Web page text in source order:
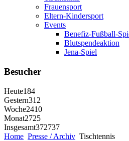
Frauensport
Eltern-Kindersport
Events
Benefiz-Fußball-
Blutspendeaktion
Jena-Spiel
Besucher
Heute184
Gestern312
Woche2410
Monat2725
Insgesamt372737
Home Presse / Archiv Tischtennis